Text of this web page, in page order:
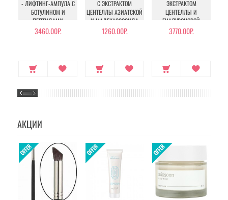
- ЛИФТИНГ-АМПУЛА С
БОТУЛИНОМ И
ПЕПТИДАМИ
3460.00Р.
С ЭКСТРАКТОМ
ЦЕНТЕЛЛЫ АЗИАТСКОЙ
И МАДЕКАССОСИДА
1260.00Р.
ЭКСТРАКТОМ
ЦЕНТЕЛЛЫ И
ГИАЛУРОНОВОЙ
КИСЛОТОЙ
3770.00Р.
АКЦИИ